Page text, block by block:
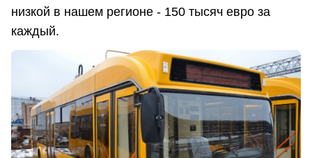
низкой в нашем регионе - 150 тысяч евро за
каждый.